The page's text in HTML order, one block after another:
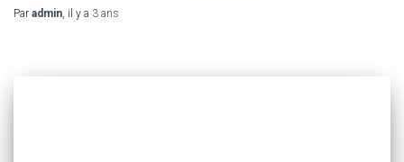
Par admin, il y a 3 ans